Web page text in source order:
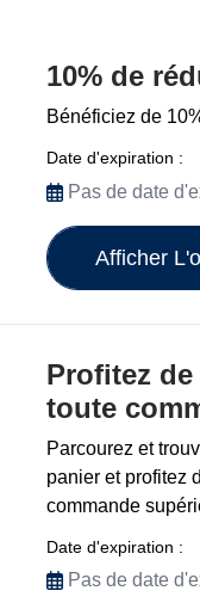
10% de
Bénéficiez de
Date d'expiration :
Pas de date
Afficher
Profitez
toute
Parcourez et
panier et profitez
commande
Date d'expiration :
Pas de date